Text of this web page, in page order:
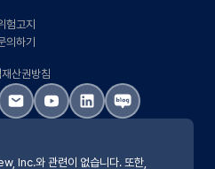
험고지
의하기
산권방침
Inc.와 관련이 없습니다. 또한,